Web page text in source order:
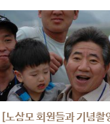
[노삼모 회원들과 기념촬